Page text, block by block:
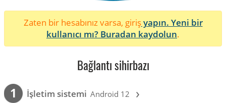
Zaten bir hesabınız varsa, girişyapın. Yeni bir
kullanıcı mı? Buradan kaydolun.
Bağlantı sihirbazı
1 İşletim sistemi Android 12 ›